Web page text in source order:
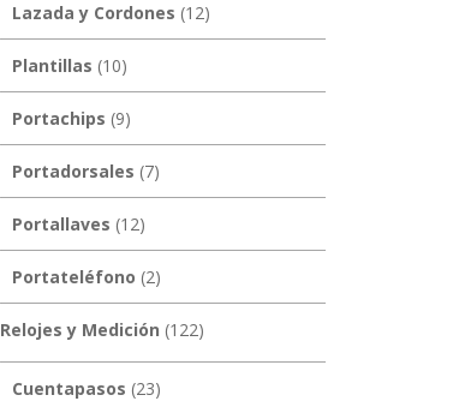
Lazada y Cordones (12)
Plantillas (10)
Portachips (9)
Portadorsales (7)
Portallaves (12)
Portateléfono (2)
Relojes y Medición (122)
Cuentapasos (23)